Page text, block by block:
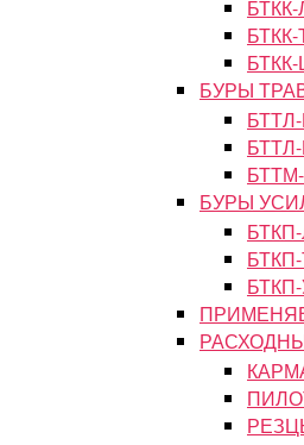
БТКК-
БТКК-
БУРЫ
БУРЫ